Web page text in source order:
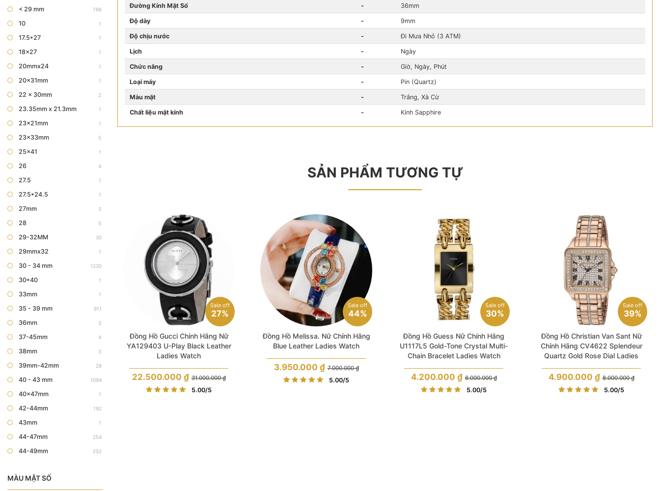
< 29 mm 786
10 1
17.5*27 1
18x27 1
20mmx24 1
20x31mm 1
22 x 30mm 2
23.35mm x 21.3mm 1
23x21mm 1
23x33mm 5
25x41 1
26 4
27.5 1
27.5*24.5 1
27mm 3
28 5
29-32MM 30
29mmx32 1
30 - 34 mm 1230
30*40 1
33mm 1
35 - 39 mm 911
36mm 3
37-45mm 4
38mm 3
39mm-42mm 28
40 - 43 mm 1094
40x47mm 1
42-44mm 192
43mm 1
44-47mm 254
44-49mm 252
MÀU MẶT SỐ
Đường Kính Mặt Số - 36mm
Độ dày - 9mm
Độ chịu nước - Đi Mưa Nhỏ (3 ATM)
Lịch - Ngày
Chức năng - Giờ, Ngày, Phút
Loại máy - Pin (Quartz)
Màu mặt - Trắng, Xà Cừ
Chất liệu mặt kính - Kính Sapphire
SẢN PHẨM TƯƠNG TỰ
Sale off
27%
Đồng Hồ Gucci Chính Hãng Nữ
YA129403 U-Play Black Leather
Ladies Watch
31.000.000₫
Giá
22.500.000 ₫
Giá
5.00/5
Sale off
44%
Đồng Hồ Melissa. Nữ Chính Hãng
Blue Leather Ladies Watch
7.000.000₫
Giá
3.950.000 ₫
Giá
5.00/5
Sale off
30%
Đồng Hồ Guess Nữ Chính Hãng
U1117L5 Gold-Tone Crystal Multi-
Chain Bracelet Ladies Watch
6.000.000₫
Giá
4.200.000 ₫
Giá
5.00/5
Sale off
39%
Đồng Hồ Christian Van Sant Nữ
Chính Hãng CV4622 Splendeur
Quartz Gold Rose Dial Ladies
8.000.000₫
Giá
4.900.000 ₫
Giá
5.00/5